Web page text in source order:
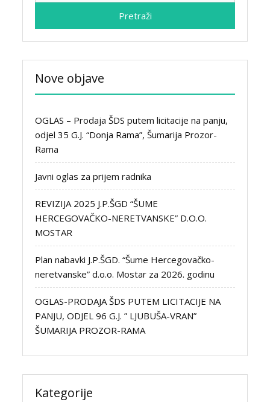
Nove objave
OGLAS – Prodaja ŠDS putem licitacije na panju,
odjel 35 G.J. “Donja Rama”, Šumarija Prozor-
Rama
Javni oglas za prijem radnika
REVIZIJA 2025 J.P.ŠGD “ŠUME
HERCEGOVAČKO-NERETVANSKE” D.O.O.
MOSTAR
Plan nabavki J.P.ŠGD. “Šume Hercegovačko-
neretvanske” d.o.o. Mostar za 2026. godinu
OGLAS-PRODAJA ŠDS PUTEM LICITACIJE NA
PANJU, ODJEL 96 G.J. ” LJUBUŠA-VRAN”
ŠUMARIJA PROZOR-RAMA
Kategorije